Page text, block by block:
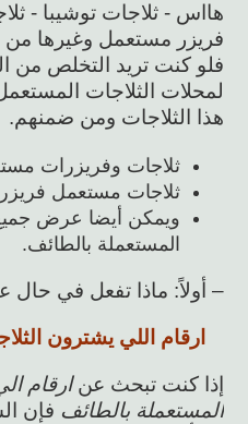
هااس - ثلاجات توشيبا -
فريزر مستعمل وغيرها من
فلو كنت تريد التخلص من
لمحلات الثلاجات
هذا الثلاجات ومن ضمنهم.
ثلاجات وفريزرات
ثلاجات مستعمل
ويمكن أيضا عرض جميع
المستعملة بالطائف.
– أولاً: ماذا تفعل في حال
ارقام اللي يشترون
إذا كنت تبحث عنارقام
المستعملة بالطائف فإن